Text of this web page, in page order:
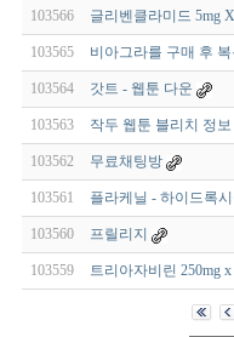
103566 글리벤클라미드 5mg
103565 비아그라를 구매 후
103564 갓트 - 웹툰 다운
103563 작두 웹툰 블리치 정
103562 무료채팅방
103561 플라케닐 - 하이드록
103560 프릴리지
103559 트리아자비린 250mg